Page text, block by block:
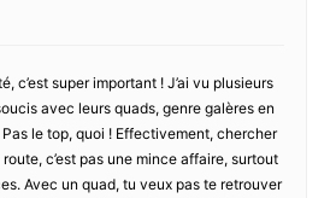
c’est super important ! J’ai vu plusieurs
avec leurs quads, genre galères en
le top, quoi ! Effectivement, chercher
c’est pas une mince affaire, surtout
Avec un quad, tu veux pas te retrouver